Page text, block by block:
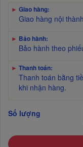
► Giao hàng:
Giao hàng nội
► Bảo hành:
Bảo hành theo
► Thanh toán:
Thanh toán bằng
khi nhận hàng.
Số lượng